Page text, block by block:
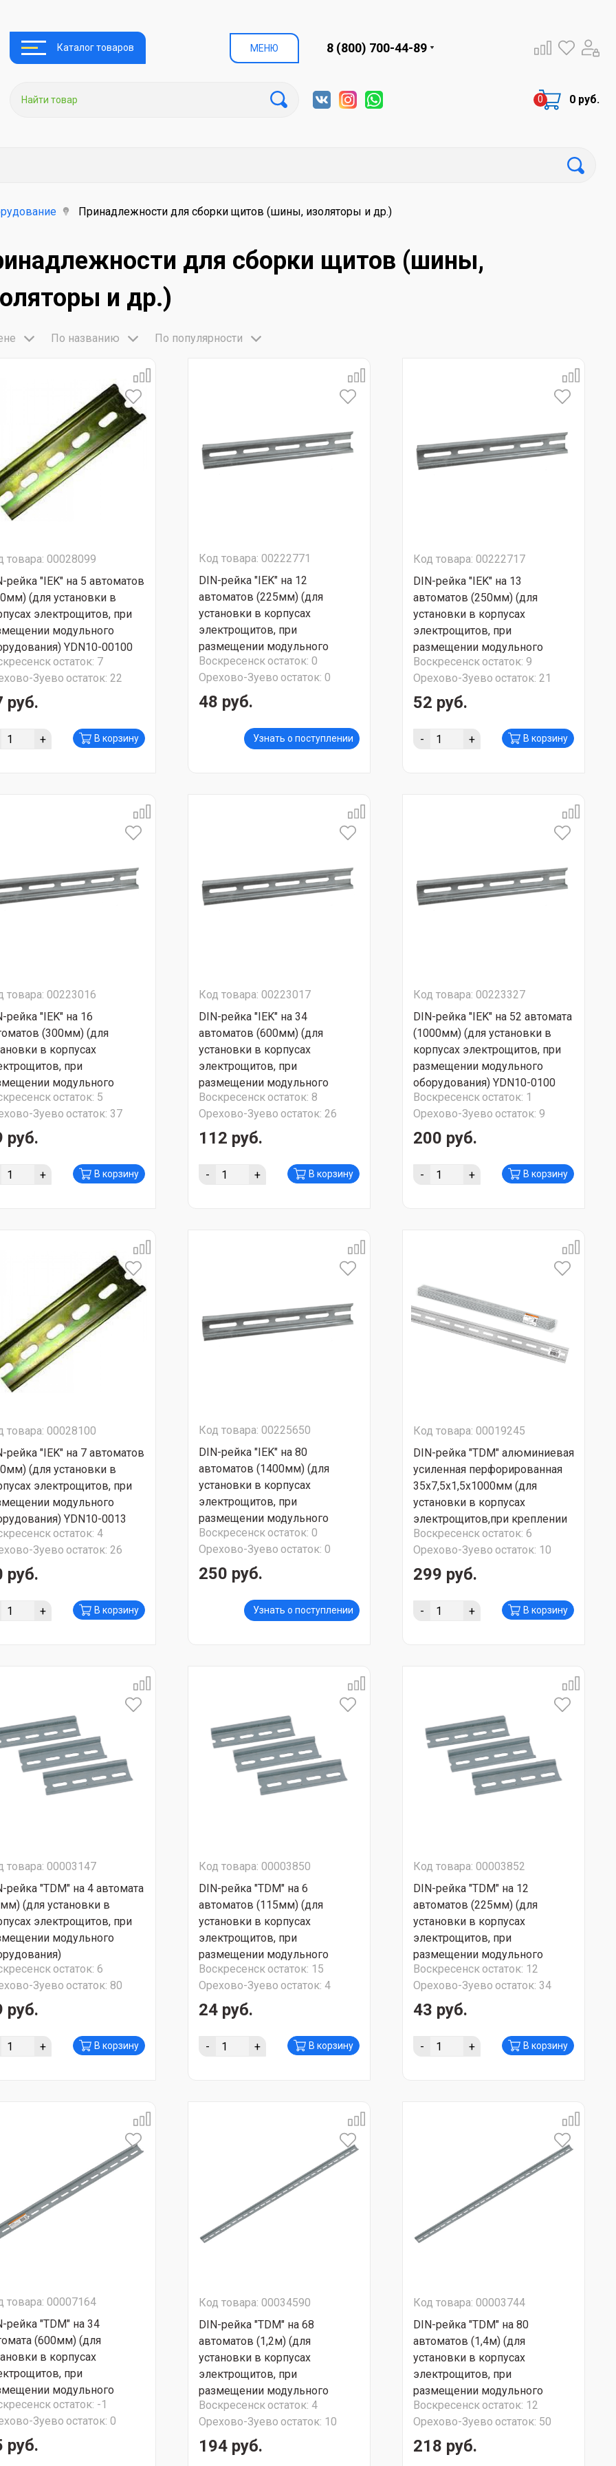
Каталог товаров МЕНЮ 8 (800) 700-44-89
0 руб.
Принадлежности для сборки щитов (шины, изоляторы и др.)
для сборки щитов (шины,
и др.)
По названию По популярности
товара: 00028099
рейка "IEK" на 5 автоматов
(для установки в
электрощитов, при
модульного
YDN10-00100
остаток: 7
Зуево остаток: 22
руб.
+ В корзину
Код товара: 00222771
DIN-рейка "IEK" на 12
автоматов (225мм) (для
установки в корпусах
электрощитов, при
размещении модульного
оборудования) YDN10-0022
Воскресенскостаток: 0
Орехово-Зуево остаток: 0
48 руб.
Узнать о поступлении
Код товара: 00222717
DIN-рейка "IEK" на 13
автоматов (250мм) (для
установки в корпусах
электрощитов, при
размещении модульного
оборудования) YDN10-0025
Воскресенскостаток: 9
Орехово-Зуево остаток: 21
52 руб.
- + В корзину
товара: 00223016
рейка "IEK" на 16
(300мм) (для
в корпусах
при
модульного
YDN10-0030
остаток: 5
Зуево остаток: 37
руб.
+ В корзину
Код товара: 00223017
DIN-рейка "IEK" на 34
автоматов (600мм) (для
установки в корпусах
электрощитов, при
размещении модульного
оборудования) YDN10-0060
Воскресенскостаток: 8
Орехово-Зуево остаток: 26
112 руб.
- + В корзину
Код товара: 00223327
DIN-рейка "IEK" на 52 автомата
(1000мм) (для установки в
корпусах электрощитов, при
размещении модульного
оборудования) YDN10-0100
Воскресенскостаток: 1
Орехово-Зуево остаток: 9
200 руб.
- + В корзину
товара: 00028100
рейка "IEK" на 7 автоматов
(для установки в
электрощитов, при
модульного
YDN10-0013
остаток: 4
Зуево остаток: 26
руб.
+ В корзину
Код товара: 00225650
DIN-рейка "IEK" на 80
автоматов (1400мм) (для
установки в корпусах
электрощитов, при
размещении модульного
оборудования) YDN10-0140
Воскресенскостаток: 0
Орехово-Зуево остаток: 0
250 руб.
Узнать о поступлении
Код товара: 00019245
DIN-рейка "TDM" алюминиевая
усиленная перфорированная
35х7,5х1,5х1000мм (для
установки в корпусах
электрощитов,при креплении
модульного оборудования)
Воскресенскостаток: 6
Орехово-Зуево остаток: 10
299 руб.
- + В корзину
товара: 00003147
рейка "TDM" на 4 автомата
(для установки в
электрощитов, при
модульного
остаток: 6
Зуево остаток: 80
руб.
+ В корзину
Код товара: 00003850
DIN-рейка "TDM" на 6
автоматов (115мм) (для
установки в корпусах
электрощитов, при
размещении модульного
оборудования)
Воскресенскостаток: 15
Орехово-Зуево остаток: 4
24 руб.
- + В корзину
Код товара: 00003852
DIN-рейка "TDM" на 12
автоматов (225мм) (для
установки в корпусах
электрощитов, при
размещении модульного
оборудования)
Воскресенскостаток: 12
Орехово-Зуево остаток: 34
43 руб.
- + В корзину
товара: 00007164
рейка "TDM" на 34
(600мм) (для
в корпусах
при
модульного
остаток: -1
Зуево остаток: 0
руб.
Код товара: 00034590
DIN-рейка "TDM" на 68
автоматов (1,2м) (для
установки в корпусах
электрощитов, при
размещении модульного
оборудования)
Воскресенскостаток: 4
Орехово-Зуево остаток: 10
194 руб.
Код товара: 00003744
DIN-рейка "TDM" на 80
автоматов (1,4м) (для
установки в корпусах
электрощитов, при
размещении модульного
оборудования)
Воскресенскостаток: 12
Орехово-Зуево остаток: 50
218 руб.